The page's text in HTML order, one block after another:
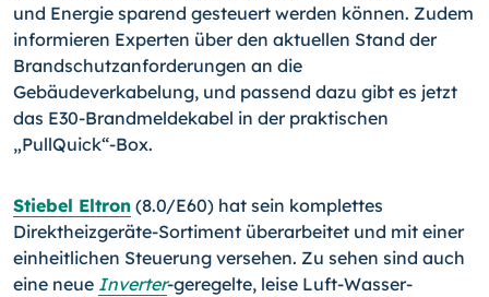
und Energie sparend gesteuert werden können. Zudem
informieren Experten über den aktuellen Stand der
Brandschutzanforderungen an die
Gebäudeverkabelung, und passend dazu gibt es jetzt
das E30-Brandmeldekabel in der praktischen
„PullQuick“-Box.
Stiebel Eltron (8.0/E60) hat sein komplettes
Direktheizgeräte-Sortiment überarbeitet und mit einer
einheitlichen Steuerung versehen. Zu sehen sind auch
eine neue Inverter-geregelte, leise Luft-Wasser-